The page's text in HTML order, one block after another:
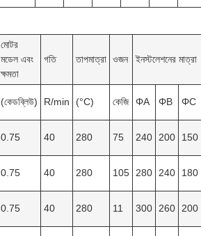
মোটর
মডেল এবং
ক্ষমতা
গতি তাপমাত্রা ওজন ইনস্টলেশনের মাত্রা
(কেডব্লিউ) R/min (°C) কেজি ΦA ΦB ΦC
0.75 40 280 75 240 200 150
0.75 40 280 105 280 240 180
0.75 40 280 11 300 260 200